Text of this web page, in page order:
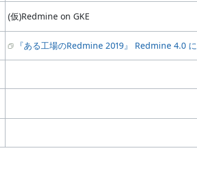
(仮)Redmine on GKE
『ある工場のRedmine 2019』 Redmine 4.0